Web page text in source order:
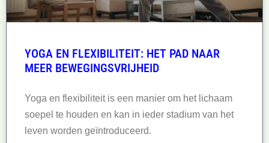
YOGA EN FLEXIBILITEIT: HET PAD NAAR
MEER BEWEGINGSVRIJHEID
Yoga en flexibiliteit is een manier om het lichaam
soepel te houden en kan in ieder stadium van het
leven worden geïntroduceerd.